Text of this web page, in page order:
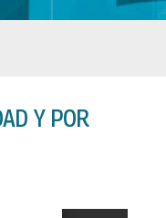
Y POR